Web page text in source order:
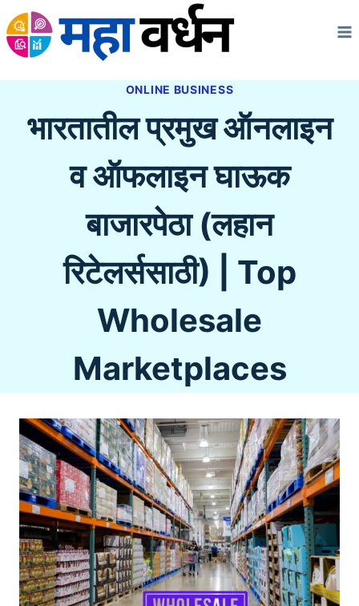
Skip
to
ONLINE BUSINESS
भारतातील प्रमुख ऑनलाइन
व ऑफलाइन घाऊक
बाजारपेठा (लहान
रिटेलर्ससाठी) | Top
Wholesale
Marketplaces